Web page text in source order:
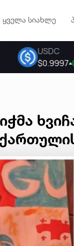
ყველა სიახლე